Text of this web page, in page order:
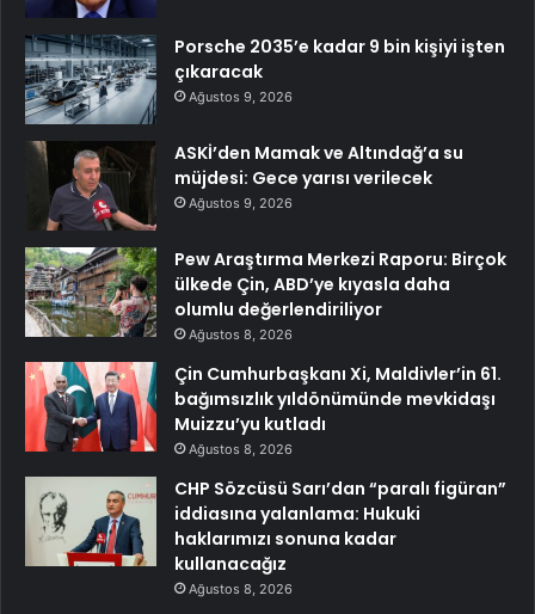
Porsche 2035’e kadar 9 bin kişiyi işten
çıkaracak
Ağustos 9, 2026
ASKİ’den Mamak ve Altındağ’a su
müjdesi: Gece yarısı verilecek
Ağustos 9, 2026
Pew Araştırma Merkezi Raporu: Birçok
ülkede Çin, ABD’ye kıyasla daha
olumlu değerlendiriliyor
Ağustos 8, 2026
Çin Cumhurbaşkanı Xi, Maldivler’in 61.
bağımsızlık yıldönümünde mevkidaşı
Muizzu’yu kutladı
Ağustos 8, 2026
CHP Sözcüsü Sarı’dan “paralı figüran”
iddiasına yalanlama: Hukuki
haklarımızı sonuna kadar
kullanacağız
Ağustos 8, 2026